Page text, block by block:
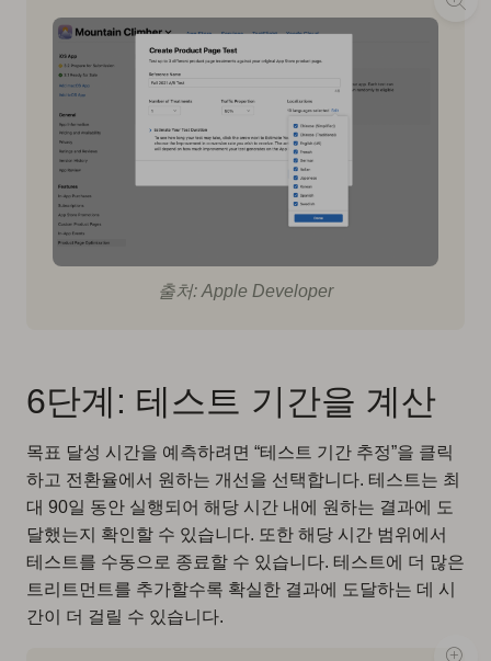
출처: Apple Developer
6단계: 테스트 기간을 계산
목표 달성 시간을 예측하려면 “테스트 기간 추정”을 클릭
하고 전환율에서 원하는 개선을 선택합니다. 테스트는 최
대 90일 동안 실행되어 해당 시간 내에 원하는 결과에 도
달했는지 확인할 수 있습니다. 또한 해당 시간 범위에서
테스트를 수동으로 종료할 수 있습니다. 테스트에 더 많은
트리트먼트를 추가할수록 확실한 결과에 도달하는 데 시
간이 더 걸릴 수 있습니다.